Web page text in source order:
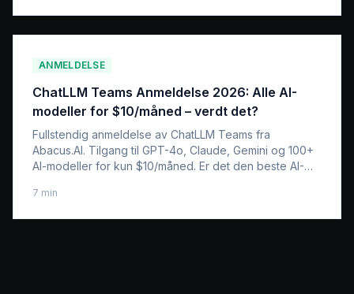
ANMELDELSE
ChatLLM Teams Anmeldelse 2026: Alle AI-
modeller for $10/måned – verdt det?
Fullstendig anmeldelse av ChatLLM Teams fra
Abacus.AI. Tilgang til GPT-4o, Claude, Gemini og 100+
AI-modeller for kun $10/måned. Er det den beste AI-
7 min